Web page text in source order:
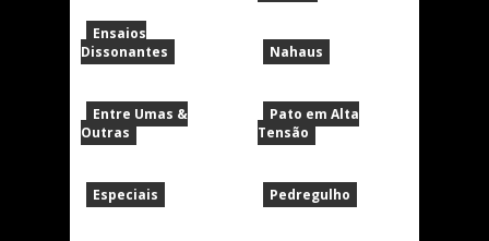
Ensaios
Dissonantes
Entre Umas &
Outras
Especiais
Nahaus
Pato em Alta
Tensão
Pedregulho